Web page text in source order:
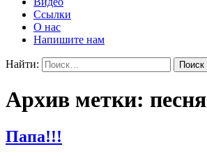
Ссылки
О нас
Напишите нам
Найти:
Архив метки: песня
Папа!!!